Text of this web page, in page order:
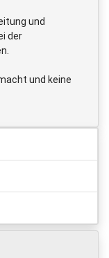
und
der
und keine